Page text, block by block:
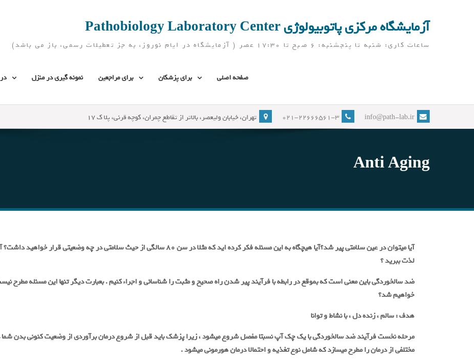
آزمایشگاه مرکزی پاتوبیولوژی Pathobiology Laboratory Center
ساعات کاری: شنبه تا پنجشنبه: 6 صبح تا 17:30 عصر ( آزمایشگاه در ایام نوروز، به جز تعطیلات رسمی، باز می باشد)
صفحه اصلی برای پزشکان برای مراجعین نمونه گیری در منزل
info@path-lab.ir
021-22666561-3 تهران، خیابان ولیعصر، بالاتر از تقاطع چمران، کوچه قرنی، پلا ک 17
Anti Aging
آیا میتوان در عین سلامتی پیر شد؟آیا هیچگاه به این مسئله فکر کرده اید که مثلا در سن ۸۰ سالگی از
لذت ببرید ؟
ضد سالخوردگی باین معنی است که بموقع در رابطه با فرآیند پیر شدن راه صحیح و مثبت را شناسائی و اجراء کنیم . بعبارت دیگر تنها این مسئله مطرح
خواهیم شد؟
هدف : سالم ، زنده دل ، با نشاط و توانا
مرحله نخست فرآیند ضد سالخوردگی با یک چک آپ نسبتا مفصل شروع میشود ، زیرا پزشک باید قبل از شروع درمان برآوردی از وضعیت کنونی بدن
مختلفی از درمان را مطرح میسازد که شامل نوع تغذیه و احتمالا درمان هورمونی میشود.